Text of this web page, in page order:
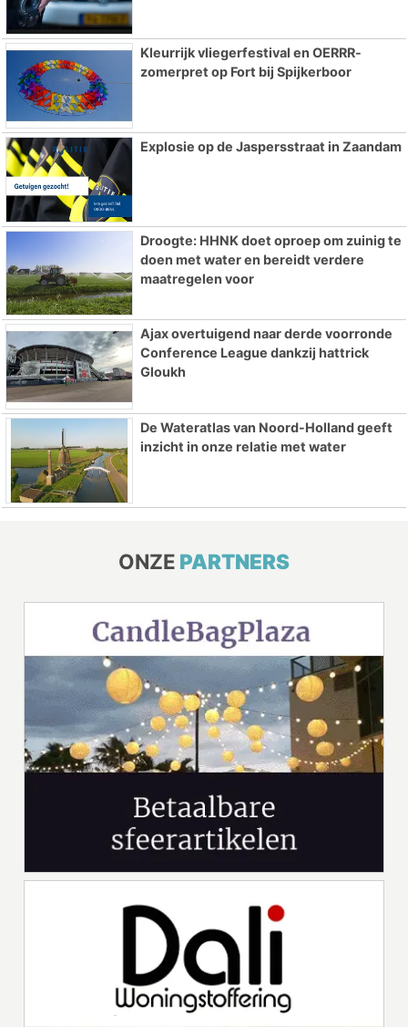
Kleurrijk vliegerfestival en OERRR-
zomerpret op Fort bij Spijkerboor
Explosie op de Jaspersstraat in Zaandam
Droogte: HHNK doet oproep om zuinig te
doen met water en bereidt verdere
maatregelen voor
Ajax overtuigend naar derde voorronde
Conference League dankzij hattrick
Gloukh
De Wateratlas van Noord-Holland geeft
inzicht in onze relatie met water
ONZE PARTNERS